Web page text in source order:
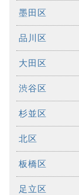
墨田区
品川区
大田区
渋谷区
杉並区
北区
板橋区
足立区